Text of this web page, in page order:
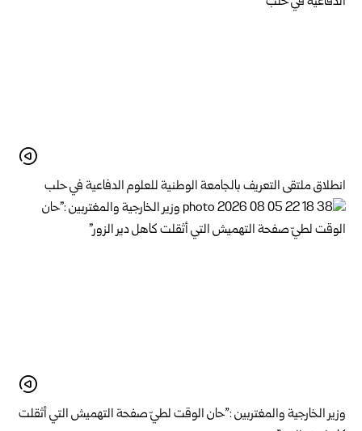
انطلاق ملتقى التعريف بالجامعة الوطنية للعلوم الدفاعية في حلب
وزير الخارجية والمغتربين :”حان الوقت لطيّ صفحة التهميش التي أثقلت